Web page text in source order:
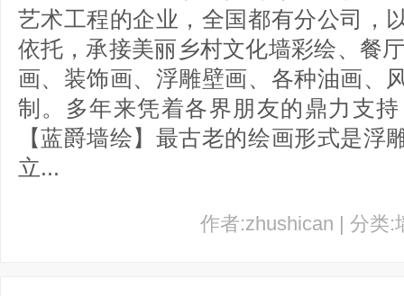
艺术工程的企业，全国都有分公司，
依托，承接美丽乡村文化墙彩绘、餐
画、装饰画、浮雕壁画、各种油画、
制。多年来凭着各界朋友的鼎力支
【蓝爵墙绘】最古老的绘画形式是浮
立...
作者:zhushican | 分类: